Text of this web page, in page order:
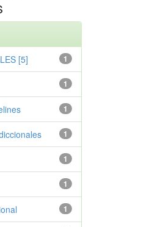
1
[5]
1
1
1
1
1
1